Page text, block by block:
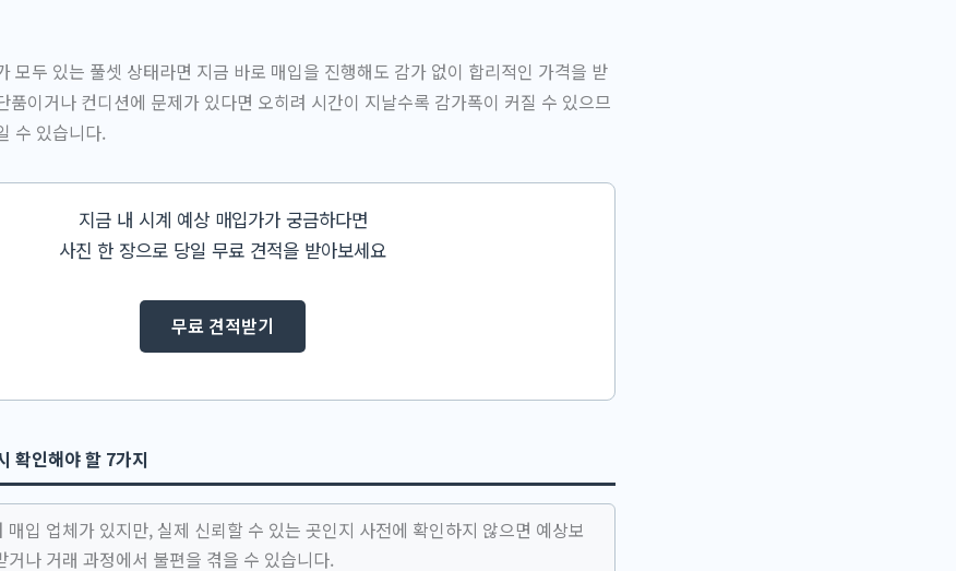
모두 있는 풀셋 상태라면 지금 바로 매입을 진행해도 감가 없이 합리적인 가격을 받
품이거나 컨디션에 문제가 있다면 오히려 시간이 지날수록 감가폭이 커질 수 있으므
수 있습니다.
지금 내 시계 예상 매입가가 궁금하다면
사진 한 장으로 당일 무료 견적을 받아보세요
무료 견적받기
확인해야 할 7가지
매입 업체가 있지만, 실제 신뢰할 수 있는 곳인지 사전에 확인하지 않으면 예상보
거나 거래 과정에서 불편을 겪을 수 있습니다.